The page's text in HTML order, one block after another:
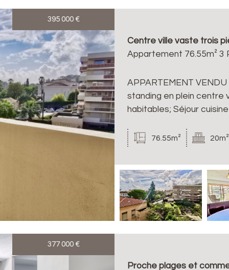
395 000 €
Centre ville vaste trois
Appartement 76.55m² 3
APPARTEMENT
standing en plein centre
habitables; Séjour
76.55m² 20m²
377 000 €
Proche plages et